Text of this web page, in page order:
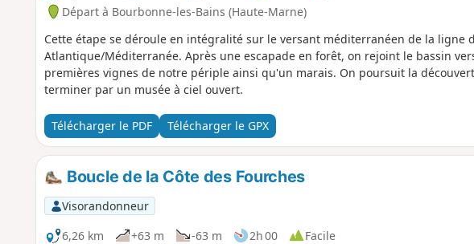
Départ à Bourbonne-les-Bains (Haute-Marne)
Cette étape se déroule en intégralité sur le versant méditerranéen de la ligne
Atlantique/Méditerranée. Après une escapade en forêt, on rejoint le bassin
premières vignes de notre périple ainsi qu'un marais. On poursuit la
terminer par un musée à ciel ouvert.
Télécharger le PDF Télécharger le GPX
Boucle de la Côte des Fourches
Visorandonneur
6,26 km
+63 m -63 m 2h 00
Facile